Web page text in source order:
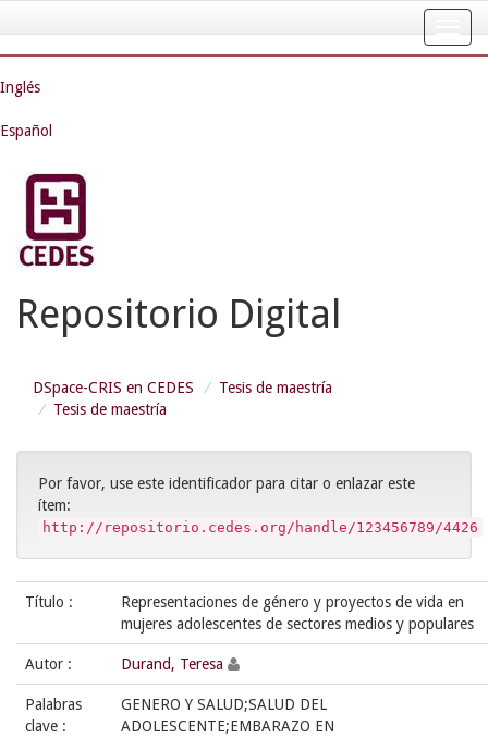
navigation
Inglés
Español
Repositorio Digital
DSpace-CRIS en CEDES
Tesis de maestría
Tesis de maestría
Por favor, use este identificador para citar o enlazar este
ítem:
http://repositorio.cedes.org/handle/123456789/4426
Título :
Representaciones de género y proyectos de vida en
mujeres adolescentes de sectores medios y populares
Autor : Durand, Teresa
Palabras
clave :
GENERO Y SALUD;SALUD DEL
ADOLESCENTE;EMBARAZO EN